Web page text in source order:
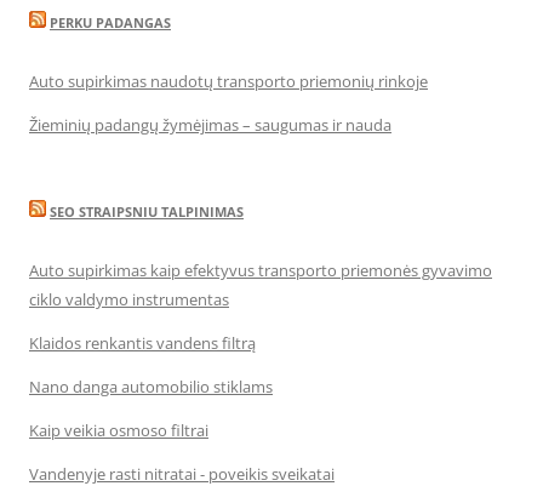
PERKU PADANGAS
Auto supirkimas naudotų transporto priemonių rinkoje
Žieminių padangų žymėjimas – saugumas ir nauda
SEO STRAIPSNIU TALPINIMAS
Auto supirkimas kaip efektyvus transporto priemonės gyvavimo
ciklo valdymo instrumentas
Klaidos renkantis vandens filtrą
Nano danga automobilio stiklams
Kaip veikia osmoso filtrai
Vandenyje rasti nitratai - poveikis sveikatai